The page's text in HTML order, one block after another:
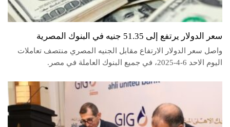
سعر الدولار يرتفع إلى 51.35 جنيه في البنوك المصرية
واصل سعر الدولار الارتفاع مقابل الجنيه المصري منتصف تعاملات
اليوم الاحد 6-4-2025، في جميع البنوك العاملة في مصر.